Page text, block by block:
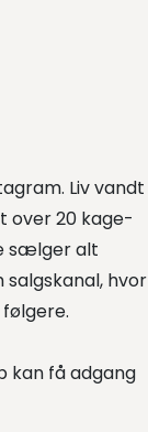
Liv vandt
over 20 kage-
sælger alt
salgskanal, hvor
kan få adgang